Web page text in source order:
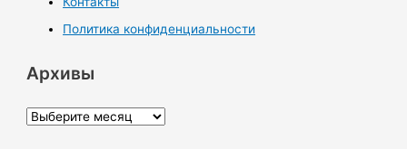
Политика конфиденциальности
Архивы
А